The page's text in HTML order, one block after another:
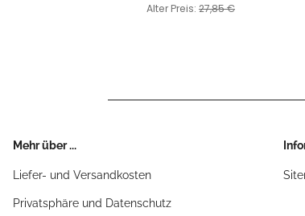
Alter Preis: 27,85 €
Mehr über ...
Liefer- und Versandkosten
Privatsphäre und Datenschutz